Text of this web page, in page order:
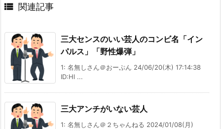
 関連記事
三大センスのいい芸人のコンビ名「イン
パルス」「野性爆弾」
1: 名無しさん＠おーぷん 24/06/20(木) 17:14:38
ID:Hl ...
三大アンチがいない芸人
1: 名無しさん＠２ちゃんねる 2024/01/08(月)